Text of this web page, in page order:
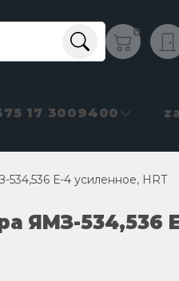
0
17 3009400
Е-4 усиленное, HRT
ЯМЗ-534,536